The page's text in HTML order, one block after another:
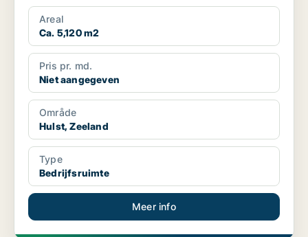
Areal
Ca. 5,120 m2
Pris pr. md.
Niet aangegeven
Område
Hulst, Zeeland
Type
Bedrijfsruimte
Meer info